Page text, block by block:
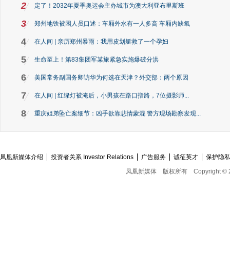
2 定了！2032年夏季奥运会主办城市为澳大利亚布里斯班
3 郑州地铁被困人员口述：车厢外水有一人多高 车厢内缺氧
4 在人间 | 亲历郑州暴雨：我用皮划艇救了一个孕妇
5 生命至上！第83集团军某旅紧急实施爆破分洪
6 美国常务副国务卿访华为何选在天津？外交部：两个原因
7 在人间 | 红绿灯被淹后，小男孩在路口指路，7位摄影师...
8 重庆姐弟坠亡案细节：凶手欲靠悲情蒙混 警方现场勘察发现...
凤凰新媒体介绍 投资者关系 Investor Relations 广告服务 诚征英才
保护隐
凤凰新媒体
版权所有 Copyright ©